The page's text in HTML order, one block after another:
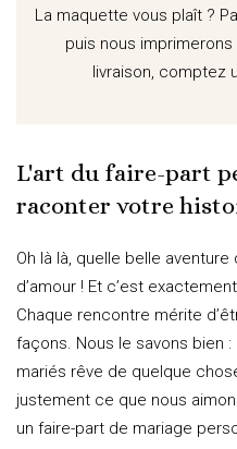
La maquette vous plaît ?
puis nous
livraison, comptez
L'art du faire-part
raconter votre
Oh là là, quelle belle
d’amour ! Et c’est
Chaque rencontre mérite
façons. Nous le savons bien
mariés rêve de quelque
justement ce que nous
un faire-part de mariage